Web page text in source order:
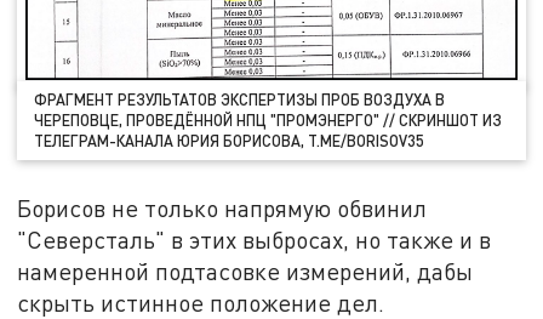
ФРАГМЕНТ РЕЗУЛЬТАТОВ ЭКСПЕРТИЗЫ ПРОБ ВОЗДУХА В
ЧЕРЕПОВЦЕ, ПРОВЕДЁННОЙ НПЦ "ПРОМЭНЕРГО" // СКРИНШОТ ИЗ
ТЕЛЕГРАМ-КАНАЛА ЮРИЯ БОРИСОВА, T.ME/BORISOV35
Борисов не только напрямую обвинил
"Северсталь" в этих выбросах, но также и в
намеренной подтасовке измерений, дабы
скрыть истинное положение дел.